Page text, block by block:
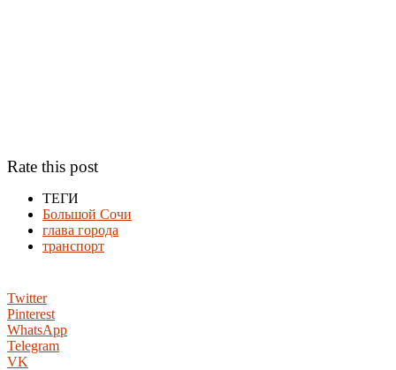
Rate this post
ТЕГИ
Большой Сочи
глава города
транспорт
Twitter
Pinterest
WhatsApp
Telegram
VK